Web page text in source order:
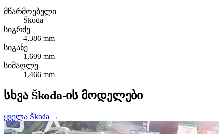
მწარმოებელი
Škoda
სიგრძე
4,386 mm
სიგანე
1,699 mm
სიმაღლე
1,466 mm
სხვა Škoda-ის მოდელები
ყველა Škoda →